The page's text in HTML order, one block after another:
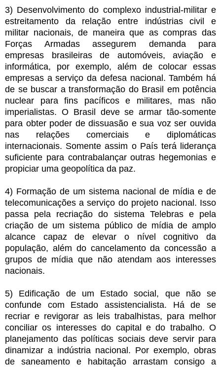
3) Desenvolvimento do complexo industrial-militar e
estreitamento da relação entre indústrias civil e
militar nacionais, de maneira que as compras das
Forças Armadas assegurem demanda para
empresas brasileiras de automóveis, aviação e
informática, por exemplo, além de colocar essas
empresas a serviço da defesa nacional. Também há
de se buscar a transformação do Brasil em potência
nuclear para fins pacíficos e militares, mas não
imperialistas. O Brasil deve se armar tão-somente
para obter poder de dissuasão e sua voz ser ouvida
nas relações comerciais e diplomáticas
internacionais. Somente assim o País terá liderança
suficiente para contrabalançar outras hegemonias e
propiciar uma geopolítica da paz.
4) Formação de um sistema nacional de mídia e de
telecomunicações a serviço do projeto nacional. Isso
passa pela recriação do sistema Telebras e pela
criação de um sistema público de mídia de amplo
alcance capaz de elevar o nível cognitivo da
população, além do cancelamento da concessão a
grupos de mídia que não atendam aos interesses
nacionais.
5) Edificação de um Estado social, que não se
confunde com Estado assistencialista. Há de se
recriar e revigorar as leis trabalhistas, para melhor
conciliar os interesses do capital e do trabalho. O
planejamento das políticas sociais deve servir para
dinamizar a indústria nacional. Por exemplo, obras
de saneamento e habitação arrastam consigo a